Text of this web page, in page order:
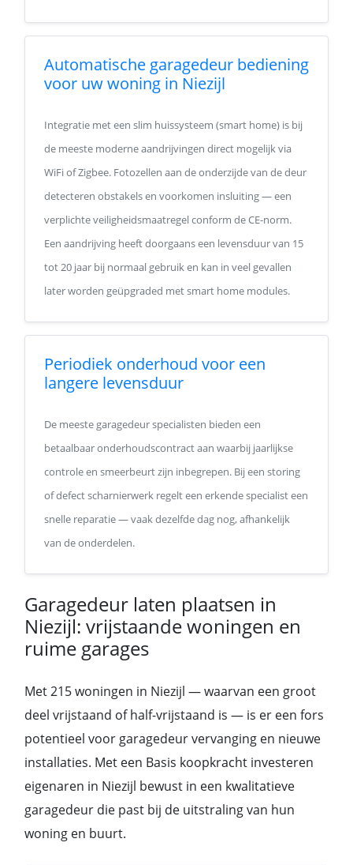
Automatische garagedeur bediening
voor uw woning in Niezijl
Integratie met een slim huissysteem (smart home) is bij
de meeste moderne aandrijvingen direct mogelijk via
WiFi of Zigbee. Fotozellen aan de onderzijde van de deur
detecteren obstakels en voorkomen insluiting — een
verplichte veiligheidsmaatregel conform de CE-norm.
Een aandrijving heeft doorgaans een levensduur van 15
tot 20 jaar bij normaal gebruik en kan in veel gevallen
later worden geüpgraded met smart home modules.
Periodiek onderhoud voor een
langere levensduur
De meeste garagedeur specialisten bieden een
betaalbaar onderhoudscontract aan waarbij jaarlijkse
controle en smeerbeurt zijn inbegrepen. Bij een storing
of defect scharnierwerk regelt een erkende specialist een
snelle reparatie — vaak dezelfde dag nog, afhankelijk
van de onderdelen.
Garagedeur laten plaatsen in
Niezijl: vrijstaande woningen en
ruime garages
Met 215 woningen in Niezijl — waarvan een groot
deel vrijstaand of half-vrijstaand is — is er een fors
potentieel voor garagedeur vervanging en nieuwe
installaties. Met een Basis koopkracht investeren
eigenaren in Niezijl bewust in een kwalitatieve
garagedeur die past bij de uitstraling van hun
woning en buurt.